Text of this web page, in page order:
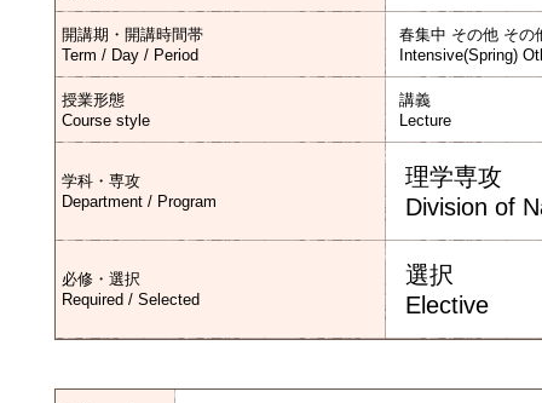
開講期・開講時間帯
Term / Day / Period
春集中 その他 その
Intensive(Spring)
授業形態
Course style
講義
Lecture
学科・専攻
Department / Program
理学専攻
Division of
必修・選択
Required / Selected
選択
Elective